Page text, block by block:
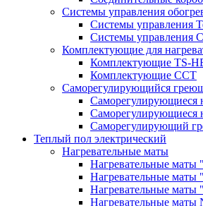
Системы управления
Системы управления
Системы управления
Комплектующие для
Комплектующие TS-
Комплектующие ССТ
Саморегулирующийся
Саморегулирующиеся
Саморегулирующиеся
Саморегулирующий
Теплый пол электрический
Нагревательные маты
Нагревательные маты
Нагревательные маты
Нагревательные маты
Нагревательные маты